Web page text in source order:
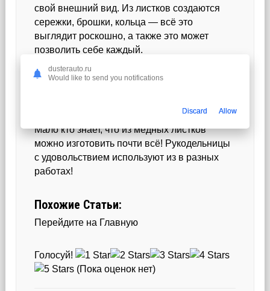
свой внешний вид. Из листков создаются
сережки, брошки, кольца — всё это
выглядит роскошно, а также это может
позволить себе каждый.
Читайте также: Асбест: особенности
Мало кто знает, что из медных листков
можно изготовить почти всё! Рукодельницы
с удовольствием используют из в разных
работах!
Похожие Статьи:
Перейдите на Главную
Голосуй!
(Пока оценок нет)
dusterauto.ru
Would like to send you notifications
Discard Allow